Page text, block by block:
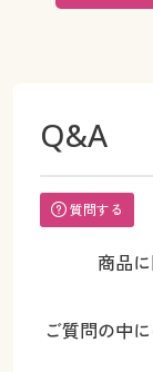
Q&A
質問する
商品
ご質問の中